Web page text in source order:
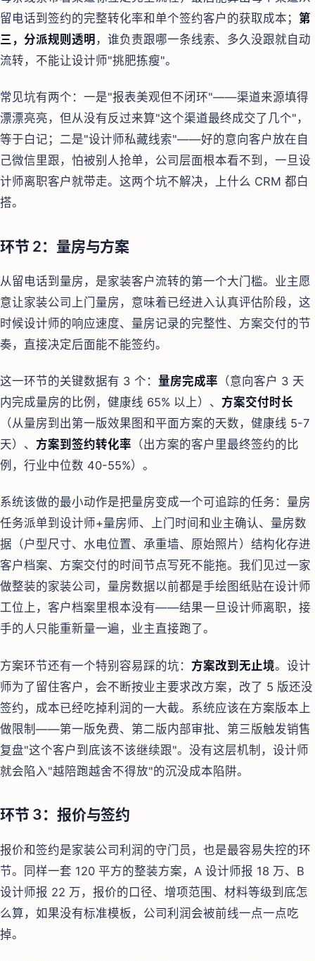
留电话到签约的完整转化率和单个签约客户的获取成本； 第
三，分派规则透明 ，谁负责跟哪一条线索、多久没跟就自动
流转，不能让设计师"挑肥拣瘦"。
常见坑有两个：一是"报表美观但不闭环"——渠道来源填得
漂漂亮亮，但从没有反过来算"这个渠道最终成交了几个"，
等于白记；二是"设计师私藏线索"——好的意向客户放在自
己微信里跟，怕被别人抢单，公司层面根本看不到，一旦设
计师离职客户就带走。这两个坑不解决，上什么 CRM 都白
搭。
环节 2：量房与方案
从留电话到量房，是家装客户流转的第一个大门槛。业主愿
意让家装公司上门量房，意味着已经进入认真评估阶段，这
时候设计师的响应速度、量房记录的完整性、方案交付的节
奏，直接决定后面能不能签约。
这一环节的关键数据有 3 个： 量房完成率 （意向客户 3 天
内完成量房的比例，健康线 65% 以上）、 方案交付时长
（从量房到出第一版效果图和平面方案的天数，健康线 5-7
天）、 方案到签约转化率 （出方案的客户里最终签约的比
例，行业中位数 40-55%）。
系统该做的最小动作是把量房变成一个可追踪的任务：量房
任务派单到设计师+量房师、上门时间和业主确认、量房数
据（户型尺寸、水电位置、承重墙、原始照片）结构化存进
客户档案、方案交付的时间节点写死不能拖。我们见过一家
做整装的家装公司，量房数据以前都是手绘图纸贴在设计师
工位上，客户档案里根本没有——结果一旦设计师离职，接
手的人只能重新量一遍，业主直接跑了。
方案环节还有一个特别容易踩的坑： 方案改到无止境。设计
师为了留住客户，会不断按业主要求改方案，改了 5 版还没
签约，成本已经吃掉利润的一大截。系统应该在方案版本上
做限制——第一版免费、第二版内部审批、第三版触发销售
复盘"这个客户到底该不该继续跟"。没有这层机制，设计师
就会陷入"越陪跑越舍不得放"的沉没成本陷阱。
环节 3：报价与签约
报价和签约是家装公司利润的守门员，也是最容易失控的环
节。同样一套 120 平方的整装方案，A 设计师报 18 万、B
设计师报 22 万，报价的口径、增项范围、材料等级到底怎
么算，如果没有标准模板，公司利润会被前线一点一点吃
掉。